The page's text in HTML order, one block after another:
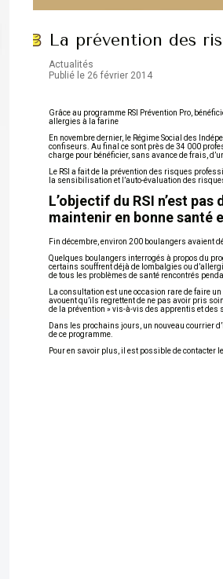
La prévention des
Actualités
Publié le 26 février 2014
Grâce au programme RSI Prévention Pro,
allergies à la farine
En novembre dernier, le Régime Social des
confiseurs. Au final ce sont près de 34 000
charge pour bénéficier, sans avance de frais,
Le RSI a fait de la prévention des risques
la sensibilisation et l’auto-évaluation des
L’objectif du RSI n’est
maintenir en bonne santé
Fin décembre, environ 200 boulangers avaient
Quelques boulangers interrogés à propos du
certains souffrent déjà de lombalgies ou
de tous les problèmes de santé rencontrés
La consultation est une occasion rare de faire
avouent qu’ils regrettent de ne pas avoir pris
de la prévention » vis-à-vis des apprentis et des
Dans les prochains jours, un nouveau courrier
de ce programme.
Pour en savoir plus, il est possible de contacter